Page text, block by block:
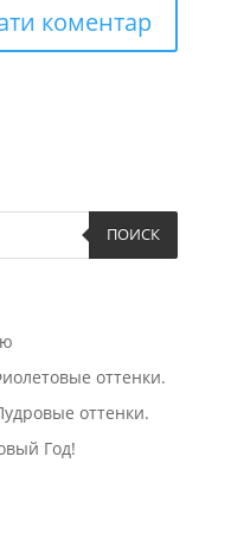
ПОИСК
оттенки.
оттенки.
Год!